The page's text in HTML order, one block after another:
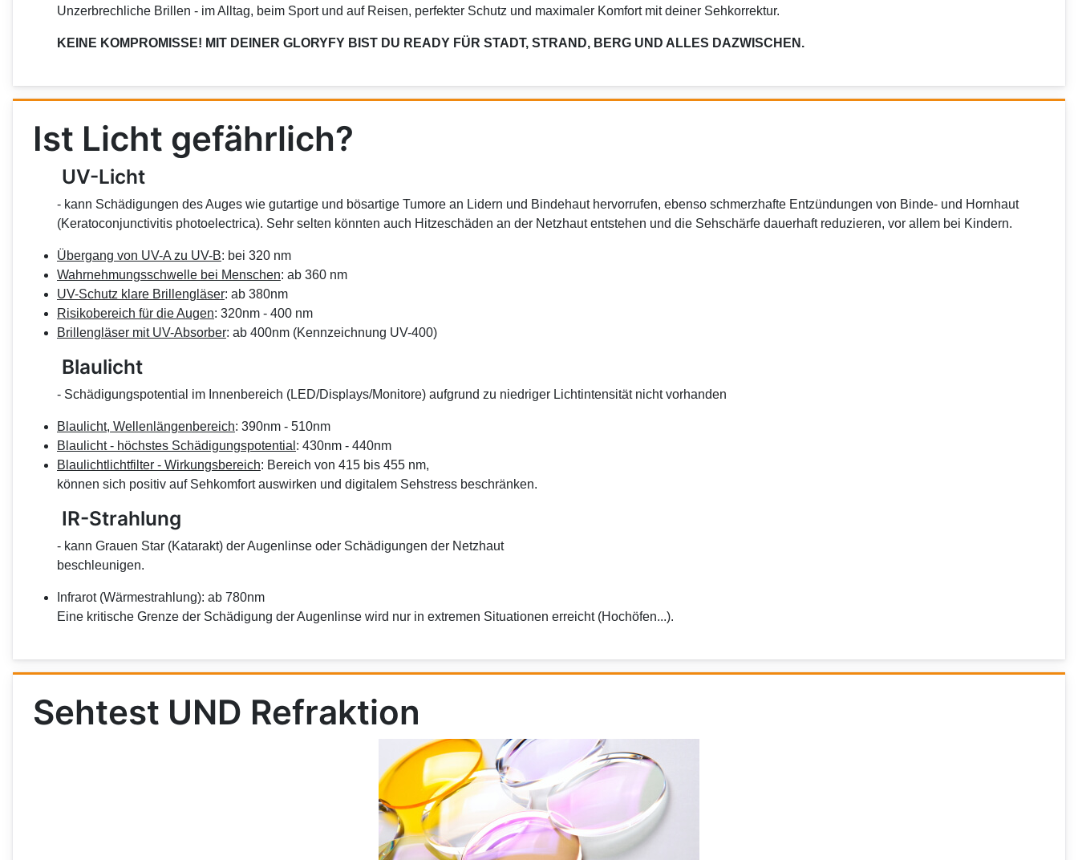
Unzerbrechliche Brillen - im Alltag, beim Sport und auf Reisen, perfekter Schutz und maximaler Komfort mit deiner Sehkorrektur.
KEINE KOMPROMISSE! MIT DEINER GLORYFY BIST DU READY FÜR STADT, STRAND, BERG UND ALLES DAZWISCHEN.
Ist Licht gefährlich?
UV-Licht
- kann Schädigungen des Auges wie gutartige und bösartige Tumore an Lidern und Bindehaut hervorrufen, ebenso schmerzhafte Entzündungen von Binde- und Hornhaut
(Keratoconjunctivitis photoelectrica). Sehr selten könnten auch Hitzeschäden an der Netzhaut entstehen und die Sehschärfe dauerhaft reduzieren, vor allem bei Kindern.
Übergang von UV-A zu UV-B: bei 320 nm
Wahrnehmungsschwelle bei Menschen: ab 360 nm
UV-Schutz klare Brillengläser: ab 380nm
Risikobereich für die Augen: 320nm - 400 nm
Brillengläser mit UV-Absorber: ab 400nm (Kennzeichnung UV-400)
Blaulicht
- Schädigungspotential im Innenbereich (LED/Displays/Monitore) aufgrund zu niedriger Lichtintensität nicht vorhanden
Blaulicht, Wellenlängenbereich: 390nm - 510nm
Blaulicht - höchstes Schädigungspotential : 430nm - 440nm
Blaulichtlichtfilter - Wirkungsbereich: Bereich von 415 bis 455 nm,
können sich positiv auf Sehkomfort auswirken und digitalem Sehstress beschränken.
IR-Strahlung
- kann Grauen Star (Katarakt) der Augenlinse oder Schädigungen der Netzhaut
beschleunigen.
Infrarot (Wärmestrahlung): ab 780nm
Eine kritische Grenze der Schädigung der Augenlinse wird nur in extremen Situationen erreicht (Hochöfen...).
Sehtest UND Refraktion